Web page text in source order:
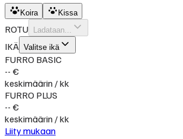
Koira Kissa
ROTU Ladataan...
IKÄ Valitse ikä
FURRO BASIC
-- €
keskimäärin / kk
FURRO PLUS
-- €
keskimäärin / kk
Liity mukaan